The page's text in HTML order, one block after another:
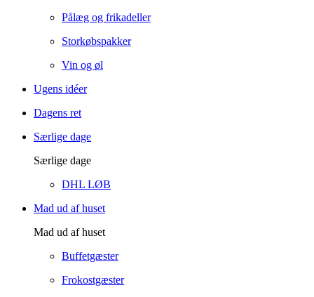
Pålæg og frikadeller
Storkøbspakker
Vin og øl
Ugens idéer
Dagens ret
Særlige dage
Særlige dage
DHL LØB
Mad ud af huset
Mad ud af huset
Buffetgæster
Frokostgæster